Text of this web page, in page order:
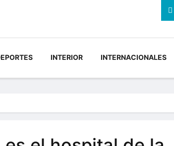
INTERIOR INTERNACIONALES